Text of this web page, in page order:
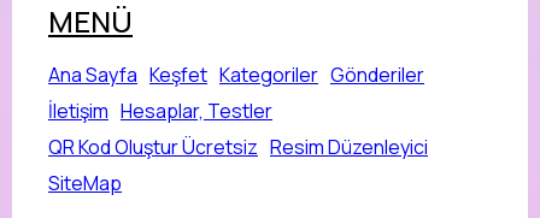
MENÜ
Ana Sayfa Keşfet Kategoriler Gönderiler
İletişim Hesaplar, Testler
QR Kod Oluştur Ücretsiz Resim Düzenleyici
SiteMap